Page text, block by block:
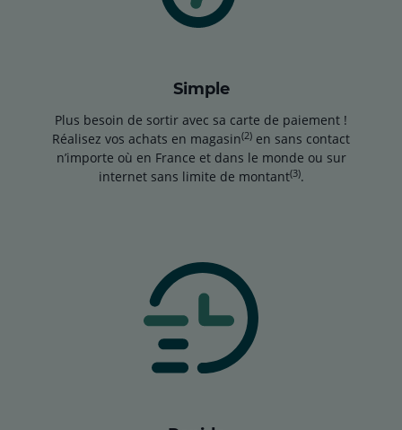
Simple
Plus besoin de sortir avec sa carte de paiement !
Réalisez vos achats en magasin(2) en sans contact
n’importe où en France et dans le monde ou sur
internet sans limite de montant(3).